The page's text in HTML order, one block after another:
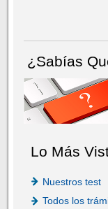
¿Sabías
Lo Más
Nuestros test
Todos los